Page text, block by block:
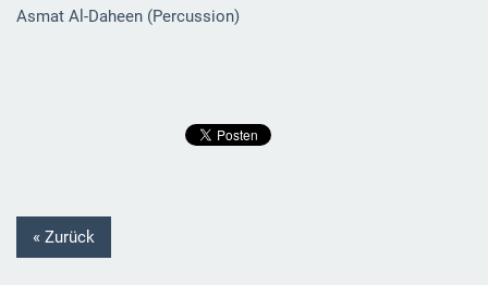
Asmat Al-Daheen (Percussion)
« Zurück